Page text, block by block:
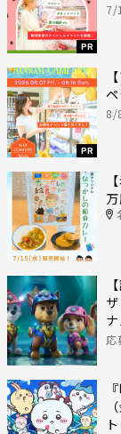
PR
7/
PR
8/
応
ト